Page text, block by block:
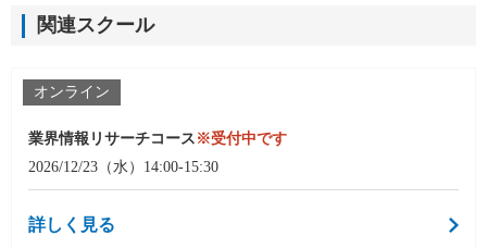
関連スクール
業界情報リサーチコース ※受付中です
2026/12/23（水）14:00-15:30
詳しく見る
オンライン